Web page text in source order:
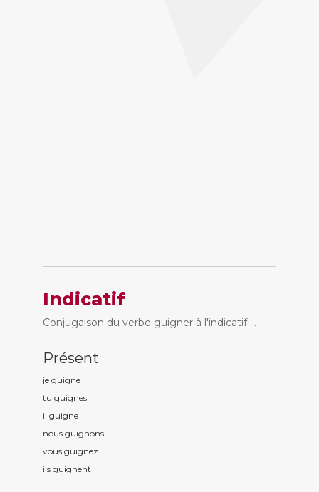
Indicatif
Conjugaison du verbe guigner à l'indicatif ...
Présent
je guigne
tu guignes
il guigne
nous guignons
vous guignez
ils guignent